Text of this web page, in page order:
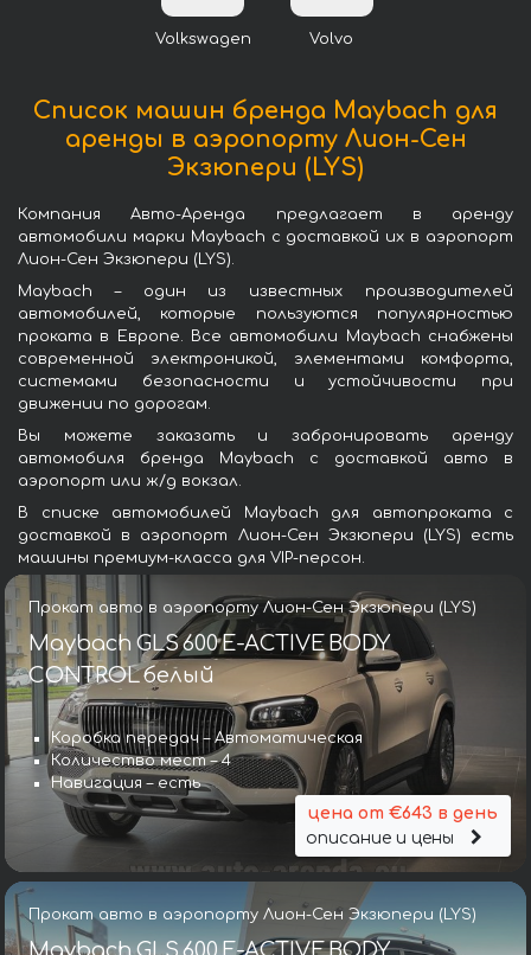
Volkswagen Volvo
Список машин бренда Maybach для
аренды в аэропорту Лион-Сен
Экзюпери (LYS)
Компания Авто-Аренда предлагает в аренду
автомобили марки Maybach с доставкой их в аэропорт
Лион-Сен Экзюпери (LYS).
Maybach – один из известных производителей
автомобилей, которые пользуются популярностью
проката в Европе. Все автомобили Maybach снабжены
современной электроникой, элементами комфорта,
системами безопасности и устойчивости при
движении по дорогам.
Вы можете заказать и забронировать аренду
автомобиля бренда Maybach с доставкой авто в
аэропорт или ж/д вокзал.
В списке автомобилей Maybach для автопроката с
доставкой в аэропорт Лион-Сен Экзюпери (LYS) есть
машины премиум-класса для VIP-персон.
Прокат авто в аэропорту Лион-Сен Экзюпери (LYS)
Maybach GLS 600 E-ACTIVE BODY
CONTROL белый
Коробка передач – Автоматическая
Количество мест – 4
Навигация – есть
цена от €643 в день
описание и цены
Прокат авто в аэропорту Лион-Сен Экзюпери (LYS)
Maybach GLS 600 E-ACTIVE BODY